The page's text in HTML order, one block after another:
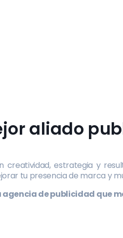
aliado
creatividad, estrategia y
tu presencia de marca y
agencia de publicidad que